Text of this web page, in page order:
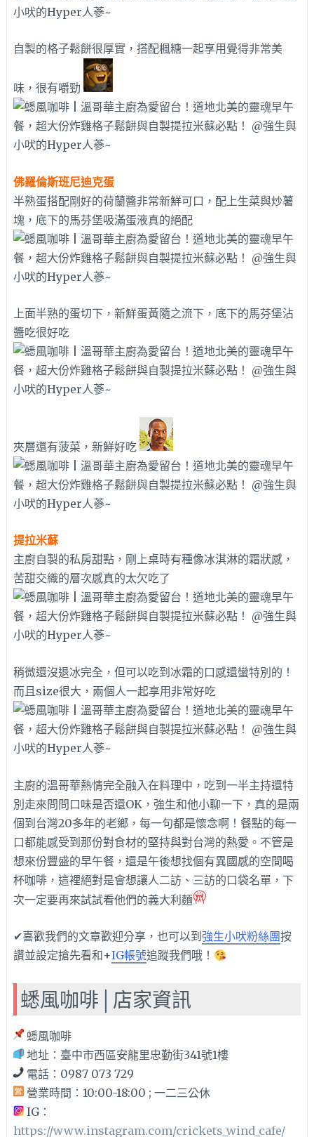
自製的格子鬆餅很厚實，搭配楓糖一起享用覺得非常美
味，很有嚼勁
佛羅倫斯班尼迪克蛋
半熟蛋搭配剛好的荷蘭醬非常新鮮可口，配上生菜與炒薯
塊，底下的馬芬堡吸滿蛋液真的絕配
上面半熟的蛋切下，新鮮蛋黃隨之流下，底下的馬芬堡沾
醬吃很好吃
夾層還有菠菜，新鮮好吃
提拉米蘇
主廚自製的私房甜點，剛上桌時有種像冰淇淋的霜狀感，
苦甜交織的層次感真的太欠吃了
稍微還沒退冰完全，但可以吃到冰霜的口感還蠻特別的！
而且size很大，兩個人一起享用非常好吃
主廚的溫哥華熱情完全融入在料理中，吃到一半主持還特
別走來問問口味是否還OK，強生和他小聊一下，真的是兩
個到台灣20多年的老鄉，每一句都是懷念啊！餐點的每一
口都能感受到那份對食材的堅持與對台灣的熱愛。不管是
想來份豐盛的早午餐，還是午後想找個有異國感的空間喝
杯咖啡，這裡絕對是會想讓人二訪、三訪的口袋名單，下
次一定要再來試試看他們的義大利麵
✔喜歡我們的文章歡迎分享，也可以到 強生小吠粉絲團按
讚並設定搶先看和+IG帳號追蹤我們哦！
蟋風咖啡│店家資訊
蟋風咖啡
地址：臺中市西區安龍里忠勤街341號1樓
電話：0987 073 729
營業時間：10:00-18:00 ; 一二三公休
IG：
https://www.instagram.com/crickets_wind_cafe/